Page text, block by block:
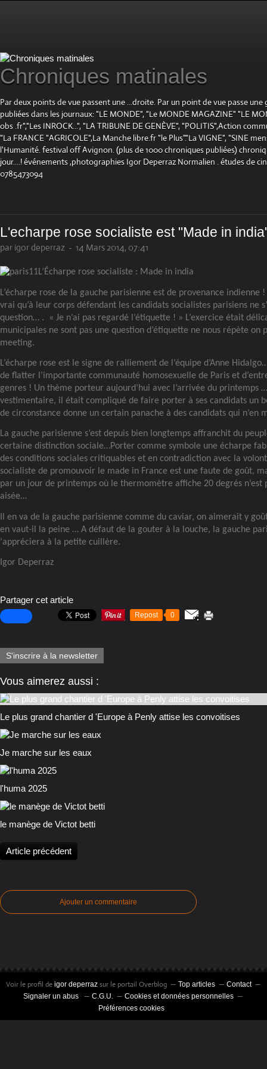
Chroniques matinales
Par deux points de vue passent une ...droite. Par un point de vue passe
publiées dans les journaux: "LE MONDE", "Le MONDE MAGAZINE" "LE
obs .fr","Les INROCK...", "LA TRIBUNE DE GENÈVE", "POLITIS",Action
"La FRANCE "AGRICOLE",La Manche libre.fr "le Plus"."La VIGNE", "SINE
l'Humanité. festival off Avignon. (plus de 1000 chroniques publiées)
jour....! événements ,photographies Igor Deperraz Normalien . études de
0785473094
L'echarpe rose socialiste est "Made in
par igor deperraz - 14 Mars 2014, 07:41
L’Écharpe rose socialiste : Made in india
L’écharpe rose de la gauche parisienne est de provenance indienne
vrai qu’à leur corps défendant les candidats socialistes parisiens ne
question… . « Je n’ai pas regardé l’étiquette ! » L’exercice était
municipales ne sont pas une question d’étiquette ne nous répète on
meeting.
L’écharpe rose est le signe de ralliement de l’équipe d’Anne
de flatter l’importante communauté homosexuelle de Paris et
genres ! Un thème porteur aujourd’hui avec l’arrivée du printemps
vestimentaire, il était compliqué de faire porter à ses candidats un
de circonstance donne un certain panache à des candidats qui n’en
La gauche parisienne s’est depuis bien longtemps affranchit du
certaine distinction sociale…Porter comme symbole une écharpe
des conditions sociales critiquables et en contradiction avec la
socialiste de promouvoir le made in France est une faute de goût,
par un jour de printemps où le thermomètre affiche 20 degrés n’est
aisée…
Il en va de la gauche parisienne comme du caviar, on aimerait y
en vaut-il la peine … A défaut de la gouter à la louche, la gauche
‘appréciera à la petite cuillère.
Igor Deperraz
Partager cet article
Repost 0
S'inscrire à la newsletter
Vous aimerez aussi :
Le plus grand chantier d 'Europe à Penly attise les convoitises
Je marche sur les eaux
l'huma 2025
le manège de Victot betti
Article précédent
Ajouter un commentaire
Voir le profil de igor deperraz sur le portail Overblog Top articles
Contact
Signaler un abus
C.G.U.
Cookies et données personnelles
Préférences cookies